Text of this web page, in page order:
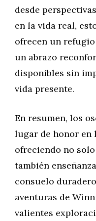
desde
en la vida real,
ofrecen un
un abrazo
disponibles sin
vida presente.
En resumen, los
lugar de honor
ofreciendo no
también
consuelo
aventuras de
valientes